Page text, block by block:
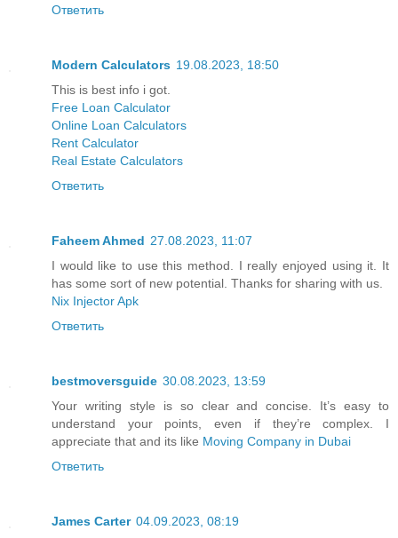
Ответить
Modern Calculators 19.08.2023, 18:50
This is best info i got.
Free Loan Calculator
Online Loan Calculators
Rent Calculator
Real Estate Calculators
Ответить
Faheem Ahmed 27.08.2023, 11:07
I would like to use this method. I really enjoyed using it. It
has some sort of new potential. Thanks for sharing with us.
Nix Injector Apk
Ответить
bestmoversguide 30.08.2023, 13:59
Your writing style is so clear and concise. It’s easy to
understand your points, even if they’re complex. I
appreciate that and its like Moving Company in Dubai
Ответить
James Carter 04.09.2023, 08:19